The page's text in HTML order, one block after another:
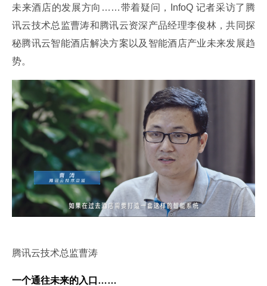
未来酒店的发展方向……带着疑问，InfoQ 记者采访了腾
讯云技术总监曹涛和腾讯云资深产品经理李俊林，共同探
秘腾讯云智能酒店解决方案以及智能酒店产业未来发展趋
势。
腾讯云技术总监曹涛
一个通往未来的入口……